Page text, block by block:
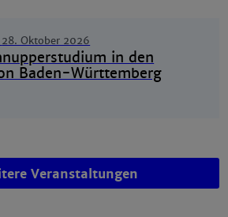
28. Oktober 2026
in den
Baden-Württemberg
Veranstaltungen